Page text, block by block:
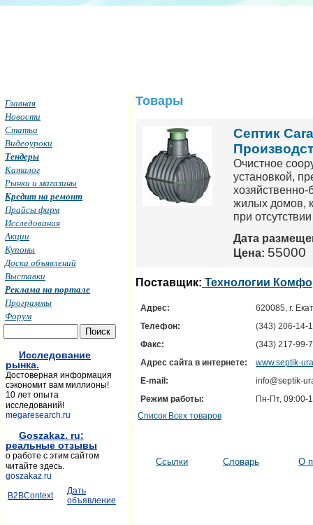
Товары
Септик
Очистное
установкой,
жилых домов,
при
Дата
Цена: 55000
Поставщик: Технологии
Адрес:
620085, г.
Телефон:
(343) 206-14-
Факс:
(343) 217-99-
Адрес сайта в интернете:
www.septik-
E-mail:
info@septik-
Режим работы:
Пн-Пт, 09:00-
Список Всех товаров
Ссылки Словарь О
Главная
Новости
Статьи
Видеоуроки
Тендеры
Каталог
Рынки и магазины
Кредит на ремонт
Прайсы фирм
Исследования
Акции
Купоны
Доска объявлений
Выставки
Реклама на портале
Программы
Форум
Исследование
рынка.
Достоверная информация
сэкономит вам миллионы!
10 лет опыта
исследований!
megaresearch.ru
Goszakaz. ru:
реальные отзывы
о работе с этим сайтом
читайте здесь.
goszakaz.ru
B2BContext
Дать
объявление